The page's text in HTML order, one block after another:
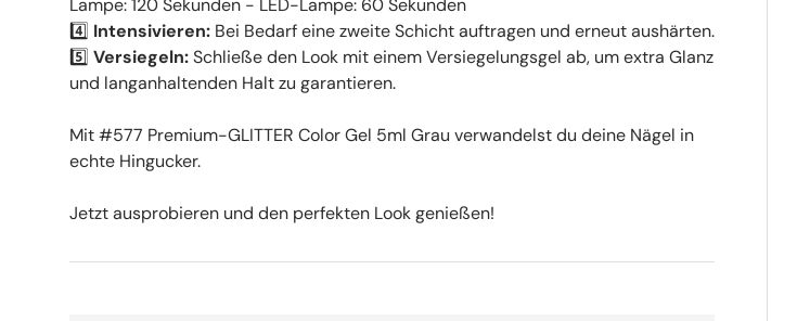
Lampe: 120 Sekunden - LED-Lampe: 60 Sekunden
4️⃣ Intensivieren: Bei Bedarf eine zweite Schicht auftragen und erneut aushärten.
5️⃣ Versiegeln:Schließe den Look mit einem Versiegelungsgel ab, um extra Glanz
und langanhaltenden Halt zu garantieren.
Mit #577 Premium-GLITTER Color Gel 5ml Grau verwandelst du deine Nägel in
echte Hingucker.
Jetzt ausprobieren und den perfekten Look genießen!